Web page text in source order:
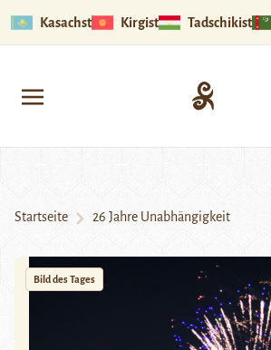
Kasachstan Kirgistan Tadschikistan
Startseite 26 Jahre Unabhängigkeit
Bild des Tages